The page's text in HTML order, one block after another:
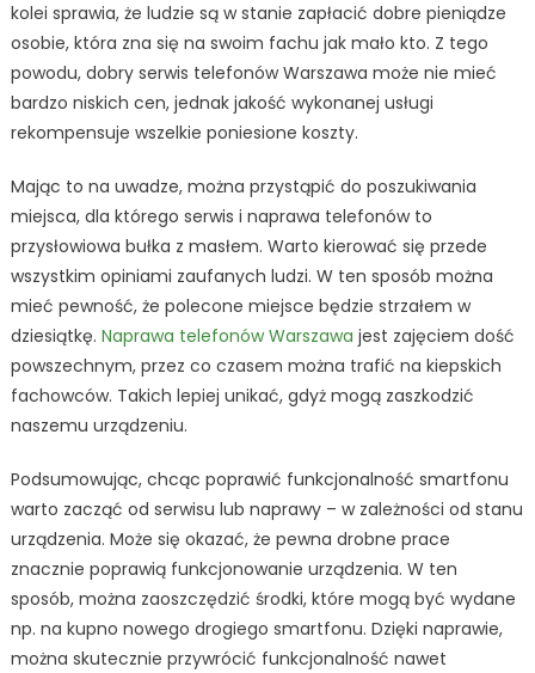
kolei sprawia, że ludzie są w stanie zapłacić dobre pieniądze
osobie, która zna się na swoim fachu jak mało kto. Z tego
powodu, dobry serwis telefonów Warszawa może nie mieć
bardzo niskich cen, jednak jakość wykonanej usługi
rekompensuje wszelkie poniesione koszty.
Mając to na uwadze, można przystąpić do poszukiwania
miejsca, dla którego serwis i naprawa telefonów to
przysłowiowa bułka z masłem. Warto kierować się przede
wszystkim opiniami zaufanych ludzi. W ten sposób można
mieć pewność, że polecone miejsce będzie strzałem w
dziesiątkę. Naprawa telefonów Warszawa jest zajęciem dość
powszechnym, przez co czasem można trafić na kiepskich
fachowców. Takich lepiej unikać, gdyż mogą zaszkodzić
naszemu urządzeniu.
Podsumowując, chcąc poprawić funkcjonalność smartfonu
warto zacząć od serwisu lub naprawy – w zależności od stanu
urządzenia. Może się okazać, że pewna drobne prace
znacznie poprawią funkcjonowanie urządzenia. W ten
sposób, można zaoszczędzić środki, które mogą być wydane
np. na kupno nowego drogiego smartfonu. Dzięki naprawie,
można skutecznie przywrócić funkcjonalność nawet